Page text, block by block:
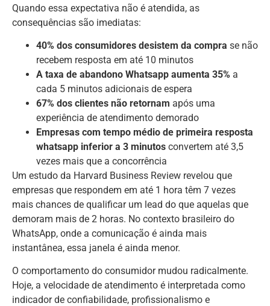
Quando essa expectativa não é atendida, as
consequências são imediatas:
40% dos consumidores desistem da compra se não
recebem resposta em até 10 minutos
A taxa de abandono Whatsapp aumenta 35% a
cada 5 minutos adicionais de espera
67% dos clientes não retornam após uma
experiência de atendimento demorado
Empresas com tempo médio de primeira resposta
whatsapp inferior a 3 minutos convertem até 3,5
vezes mais que a concorrência
Um estudo da Harvard Business Review revelou que
empresas que respondem em até 1 hora têm 7 vezes
mais chances de qualificar um lead do que aquelas que
demoram mais de 2 horas. No contexto brasileiro do
WhatsApp, onde a comunicação é ainda mais
instantânea, essa janela é ainda menor.
O comportamento do consumidor mudou radicalmente.
Hoje, a velocidade de atendimento é interpretada como
indicador de confiabilidade, profissionalismo e